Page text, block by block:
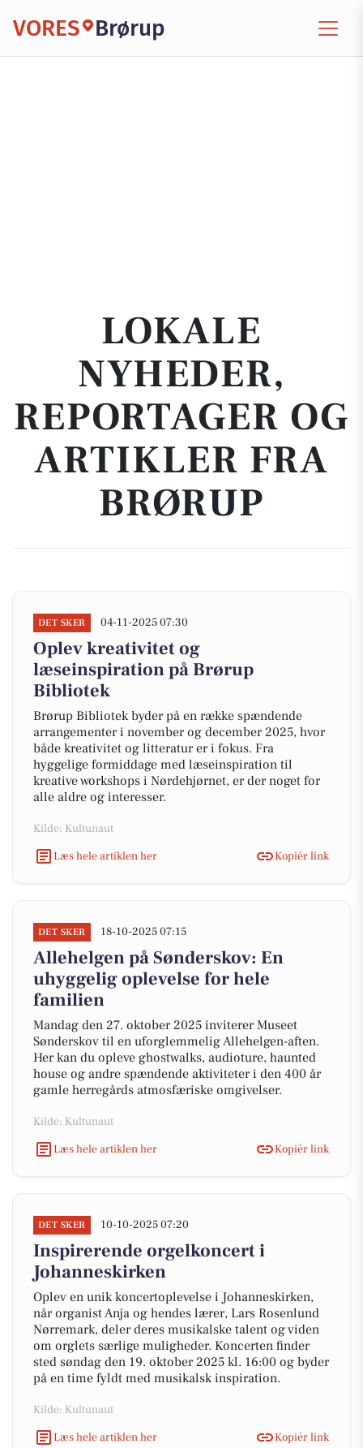
VORES Brørup
LOKALE
NYHEDER,
REPORTAGER OG
ARTIKLER FRA
BRØRUP
DET SKER 04-11-2025 07:30
Oplev kreativitet og
læseinspiration på Brørup
Bibliotek
Brørup Bibliotek byder på en række spændende
arrangementer i november og december 2025, hvor
både kreativitet og litteratur er i fokus. Fra
hyggelige formiddage med læseinspiration til
kreative workshops i Nørdehjørnet, er der noget for
alle aldre og interesser.
Kilde: Kultunaut
Læs hele artiklen her
Kopiér link
DET SKER 18-10-2025 07:15
Allehelgen på Sønderskov: En
uhyggelig oplevelse for hele
familien
Mandag den 27. oktober 2025 inviterer Museet
Sønderskov til en uforglemmelig Allehelgen-aften.
Her kan du opleve ghostwalks, audioture, haunted
house og andre spændende aktiviteter i den 400 år
gamle herregårds atmosfæriske omgivelser.
Kilde: Kultunaut
Læs hele artiklen her
Kopiér link
DET SKER 10-10-2025 07:20
Inspirerende orgelkoncert i
Johanneskirken
Oplev en unik koncertoplevelse i Johanneskirken,
når organist Anja og hendes lærer, Lars Rosenlund
Nørremark, deler deres musikalske talent og viden
om orglets særlige muligheder. Koncerten finder
sted søndag den 19. oktober 2025 kl. 16:00 og byder
på en time fyldt med musikalsk inspiration.
Kilde: Kultunaut
Læs hele artiklen her
Kopiér link